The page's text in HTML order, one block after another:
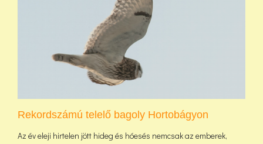
Rekordszámú telelő bagoly Hortobágyon
Az év eleji hirtelen jött hideg és hóesés nemcsak az emberek,